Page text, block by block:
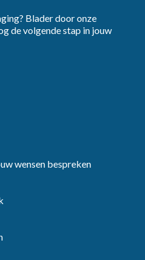
Blader door onze
de volgende stap in jouw
wensen bespreken